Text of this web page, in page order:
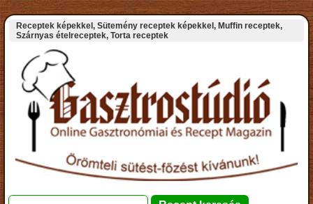
Receptek képekkel, Sütemény receptek képekkel, Muffin receptek,
Szárnyas ételreceptek, Torta receptek